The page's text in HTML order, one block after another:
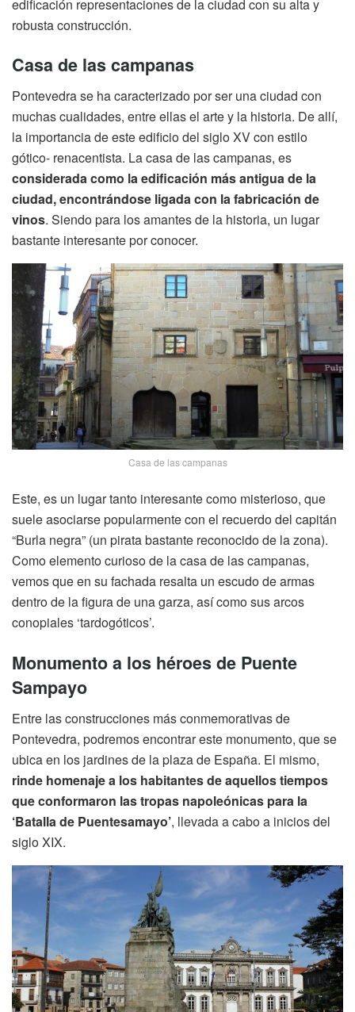
edificación representaciones de la ciudad con su alta y
robusta construcción.
Casa de las campanas
Pontevedra se ha caracterizado por ser una ciudad con
muchas cualidades, entre ellas el arte y la historia. De allí,
la importancia de este edificio del siglo XV con estilo
gótico- renacentista. La casa de las campanas, es
considerada como la edificación más antigua de la
ciudad, encontrándose ligada con la fabricación de
vinos. Siendo para los amantes de la historia, un lugar
bastante interesante por conocer.
Casa de las campanas
Este, es un lugar tanto interesante como misterioso, que
suele asociarse popularmente con el recuerdo del capitán
“Burla negra” (un pirata bastante reconocido de la zona).
Como elemento curioso de la casa de las campanas,
vemos que en su fachada resalta un escudo de armas
dentro de la figura de una garza, así como sus arcos
conopiales ‘tardogóticos’.
Monumento a los héroes de Puente
Sampayo
Entre las construcciones más conmemorativas de
Pontevedra, podremos encontrar este monumento, que se
ubica en los jardines de la plaza de España. El mismo,
rinde homenaje a los habitantes de aquellos tiempos
que conformaron las tropas napoleónicas para la
‘Batalla de Puentesamayo’, llevada a cabo a inicios del
siglo XIX.